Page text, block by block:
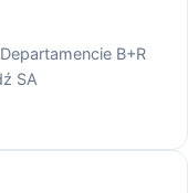
B+R
SA